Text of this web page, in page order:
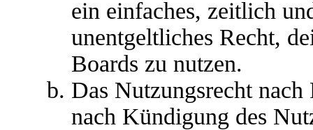
ein einfaches, zeitlich
unentgeltliches Recht,
Boards zu nutzen.
Das Nutzungsrecht
nach Kündigung des